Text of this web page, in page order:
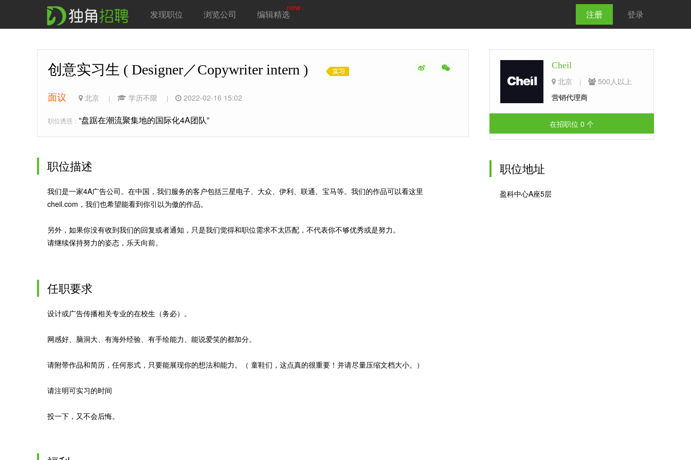
发现职位 浏览公司 编辑精选
new
注册 登录
创意实习生 ( Designer／Copywriter intern )
面议 北京 | 学历不限 | 2022-02-16 15:02
职位诱惑： “盘踞在潮流聚集地的国际化4A团队”
职位描述
我们是一家4A广告公司。在中国，我们服务的客户包括三星电子、大众、伊利、联通、宝马等。我们的作品可以看这里
cheil.com，我们也希望能看到你引以为傲的作品。
另外，如果你没有收到我们的回复或者通知，只是我们觉得和职位需求不太匹配，不代表你不够优秀或是努力。
请继续保持努力的姿态，乐天向前。
任职要求
设计或广告传播相关专业的在校生（务必）。
网感好、脑洞大、有海外经验、有手绘能力、能说爱笑的都加分。
请附带作品和简历，任何形式，只要能展现你的想法和能力。（ 童鞋们，这点真的很重要！并请尽量压缩文档大小。）
请注明可实习的时间
投一下，又不会后悔。
Cheil
北京
|
500人以上
营销代理商
在招职位 0 个
职位地址
盈科中心A座5层